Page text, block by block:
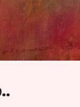
to main content